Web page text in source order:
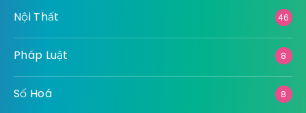
Nội Thất 46
Pháp Luật 8
Số Hoá 8